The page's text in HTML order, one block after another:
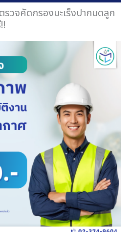
วจคัดกรองมะเร็งปากมดลูก